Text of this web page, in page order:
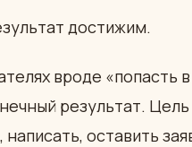
достижим.
вроде «попасть
результат.
оставить